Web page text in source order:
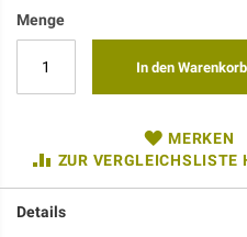
Menge
In den Warenkorb
MERKEN
ZUR VERGLEICHSLISTE
Details